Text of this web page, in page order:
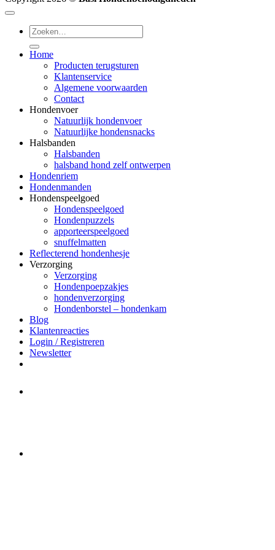
Zoeken
naar:
Home
Producten terugsturen
Klantenservice
Algemene voorwaarden
Contact
Hondenvoer
Natuurlijk hondenvoer
Natuurlijke hondensnacks
Halsbanden
Halsbanden
halsband hond zelf ontwerpen
Hondenriem
Hondenmanden
Hondenspeelgoed
Hondenspeelgoed
Hondenpuzzels
apporteerspeelgoed
snuffelmatten
Reflecterend hondenhesje
Verzorging
Verzorging
Hondenpoepzakjes
hondenverzorging
Hondenborstel – hondenkam
Blog
Klantenreacties
Login / Registreren
Newsletter